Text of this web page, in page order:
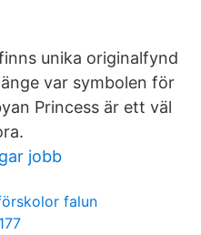
unika originalfynd
var symbolen för
Princess är ett väl
jobb
falun